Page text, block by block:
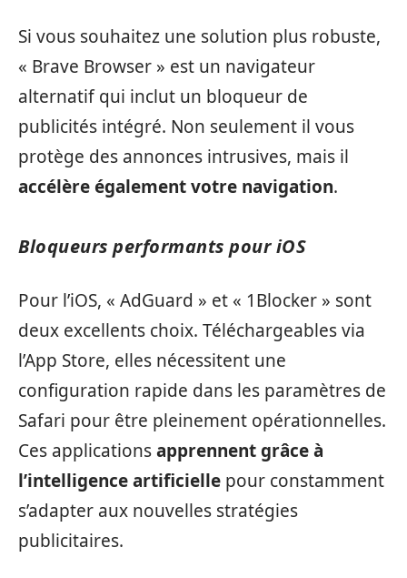
Si vous souhaitez une solution plus robuste,
« Brave Browser » est un navigateur
alternatif qui inclut un bloqueur de
publicités intégré. Non seulement il vous
protège des annonces intrusives, mais il
accélère également votre navigation.
Bloqueurs performants pour iOS
Pour l’iOS, « AdGuard » et « 1Blocker » sont
deux excellents choix. Téléchargeables via
l’App Store, elles nécessitent une
configuration rapide dans les paramètres de
Safari pour être pleinement opérationnelles.
Ces applicationsapprennent grâce à
l’intelligence artificielle pour constamment
s’adapter aux nouvelles stratégies
publicitaires.